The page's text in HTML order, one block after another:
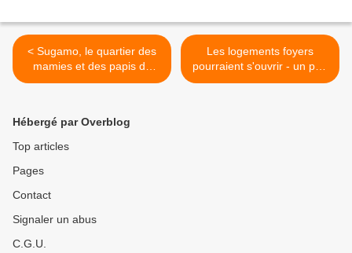
< Sugamo, le quartier des
mamies et des papis de
Tokyo
Les logements foyers
pourraient s'ouvrir - un peu
- à la dépendance >
Hébergé par Overblog
Top articles
Pages
Contact
Signaler un abus
C.G.U.